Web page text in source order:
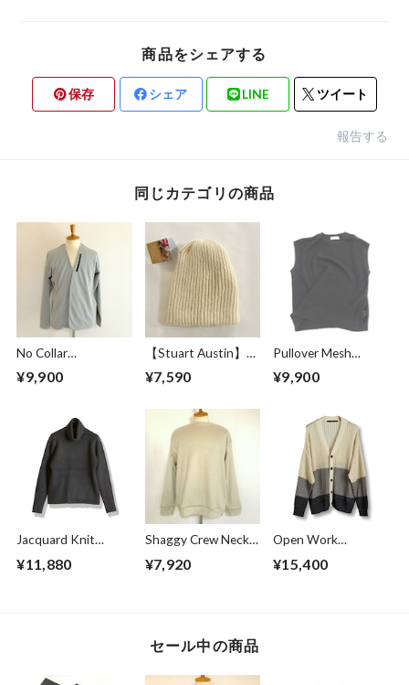
商品をシェアする
保存 シェア LINE ツイート
報告する
同じカテゴリの商品
No Collar
Cardigan Greige
¥9,900
【Stuart Austin】
Alpaca Knit Cap
White
¥7,590
Pullover Mesh
Vest Black
¥9,900
Jacquard Knit
Pullover Black
¥11,880
Shaggy Crew Neck
¥7,920
Open Work
Cardigan Gray
¥15,400
セール中の商品